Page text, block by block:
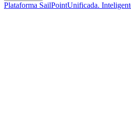
Plataforma SailPointUnificada.